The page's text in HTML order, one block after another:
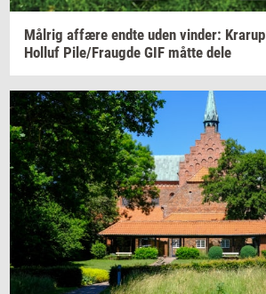
Må­l­rig af­fæ­re endte uden vin­der: Krarup
Hol­luf Pile/Fraug­de GIF måtte dele